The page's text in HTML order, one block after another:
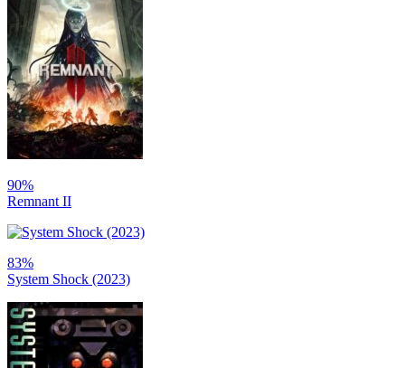
90%
Remnant II
83%
System Shock (2023)